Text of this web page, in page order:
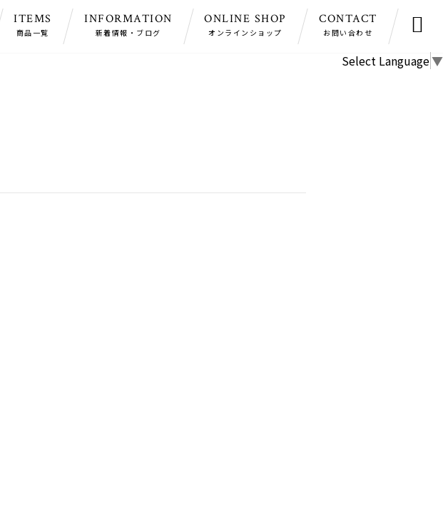
ITEMS
商品一覧
INFORMATION
新着情報・ブログ
ONLINE SHOP
オンラインショップ
CONTACT
お問い合わせ 
Select Language▼